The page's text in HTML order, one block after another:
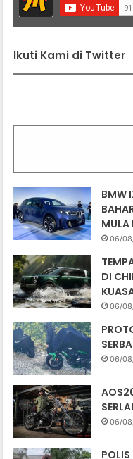
Ikuti Kami di Twitter
BMW
MULA
06/
DI
06/
06/
06/
POLIS